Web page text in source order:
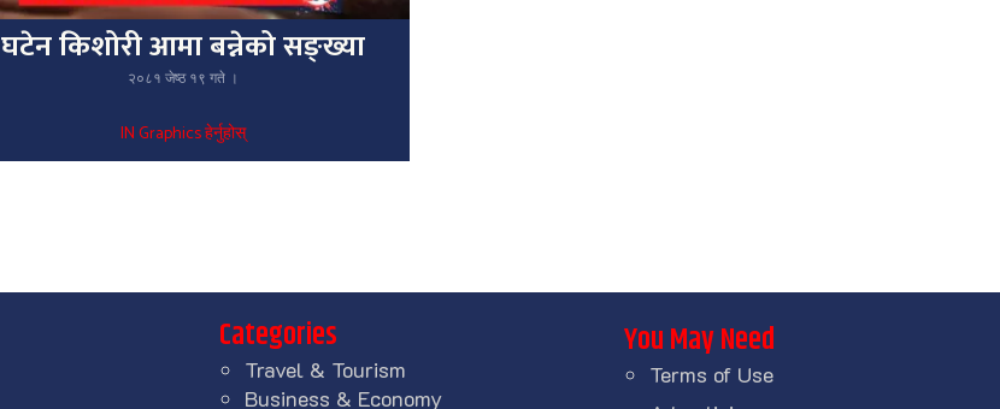
घटेन किशोरी आमा बन्नेको सङ्ख्या
२०८१ जेष्ठ १९ गते ।
IN Graphics हेर्नुहोस्
Categories
Travel & Tourism
Business & Economy
You May Need
Terms of Use